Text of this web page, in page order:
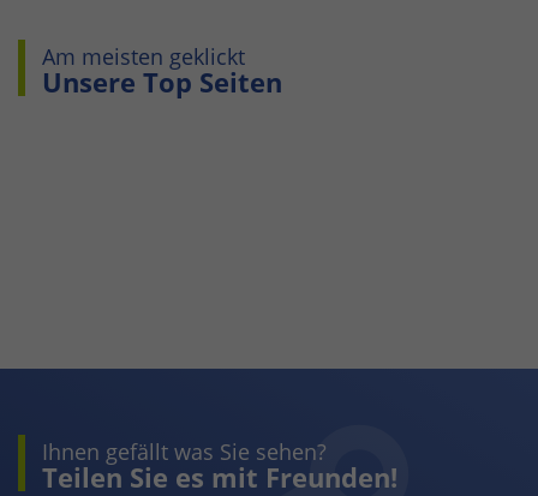
Am meisten geklickt
Unsere Top Seiten
Ihnen gefällt was Sie sehen?
Teilen Sie es mit Freunden!